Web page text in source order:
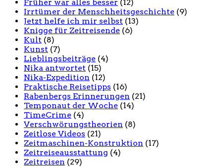
Früher war alles besser (12)
Irrtümer der Menschheitsgeschichte (9)
Jetzt helfe ich mir selbst (13)
Knigge für Zeitreisende (6)
Kult (8)
Kunst (7)
Lieblingsbeiträge (4)
Nika antwortet (15)
Nika-Expedition (12)
Praktische Reisetipps (16)
Rabenbergs Erinnerungen (21)
Temponaut der Woche (14)
TimeCrime (4)
Verschwörungstheorien (8)
Zeitlose Videos (21)
Zeitmaschinen-Konstruktion (17)
Zeitreiseausstattung (4)
Zeitreisen (29)